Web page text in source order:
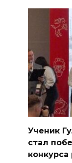
Ученик
стал
конкурса